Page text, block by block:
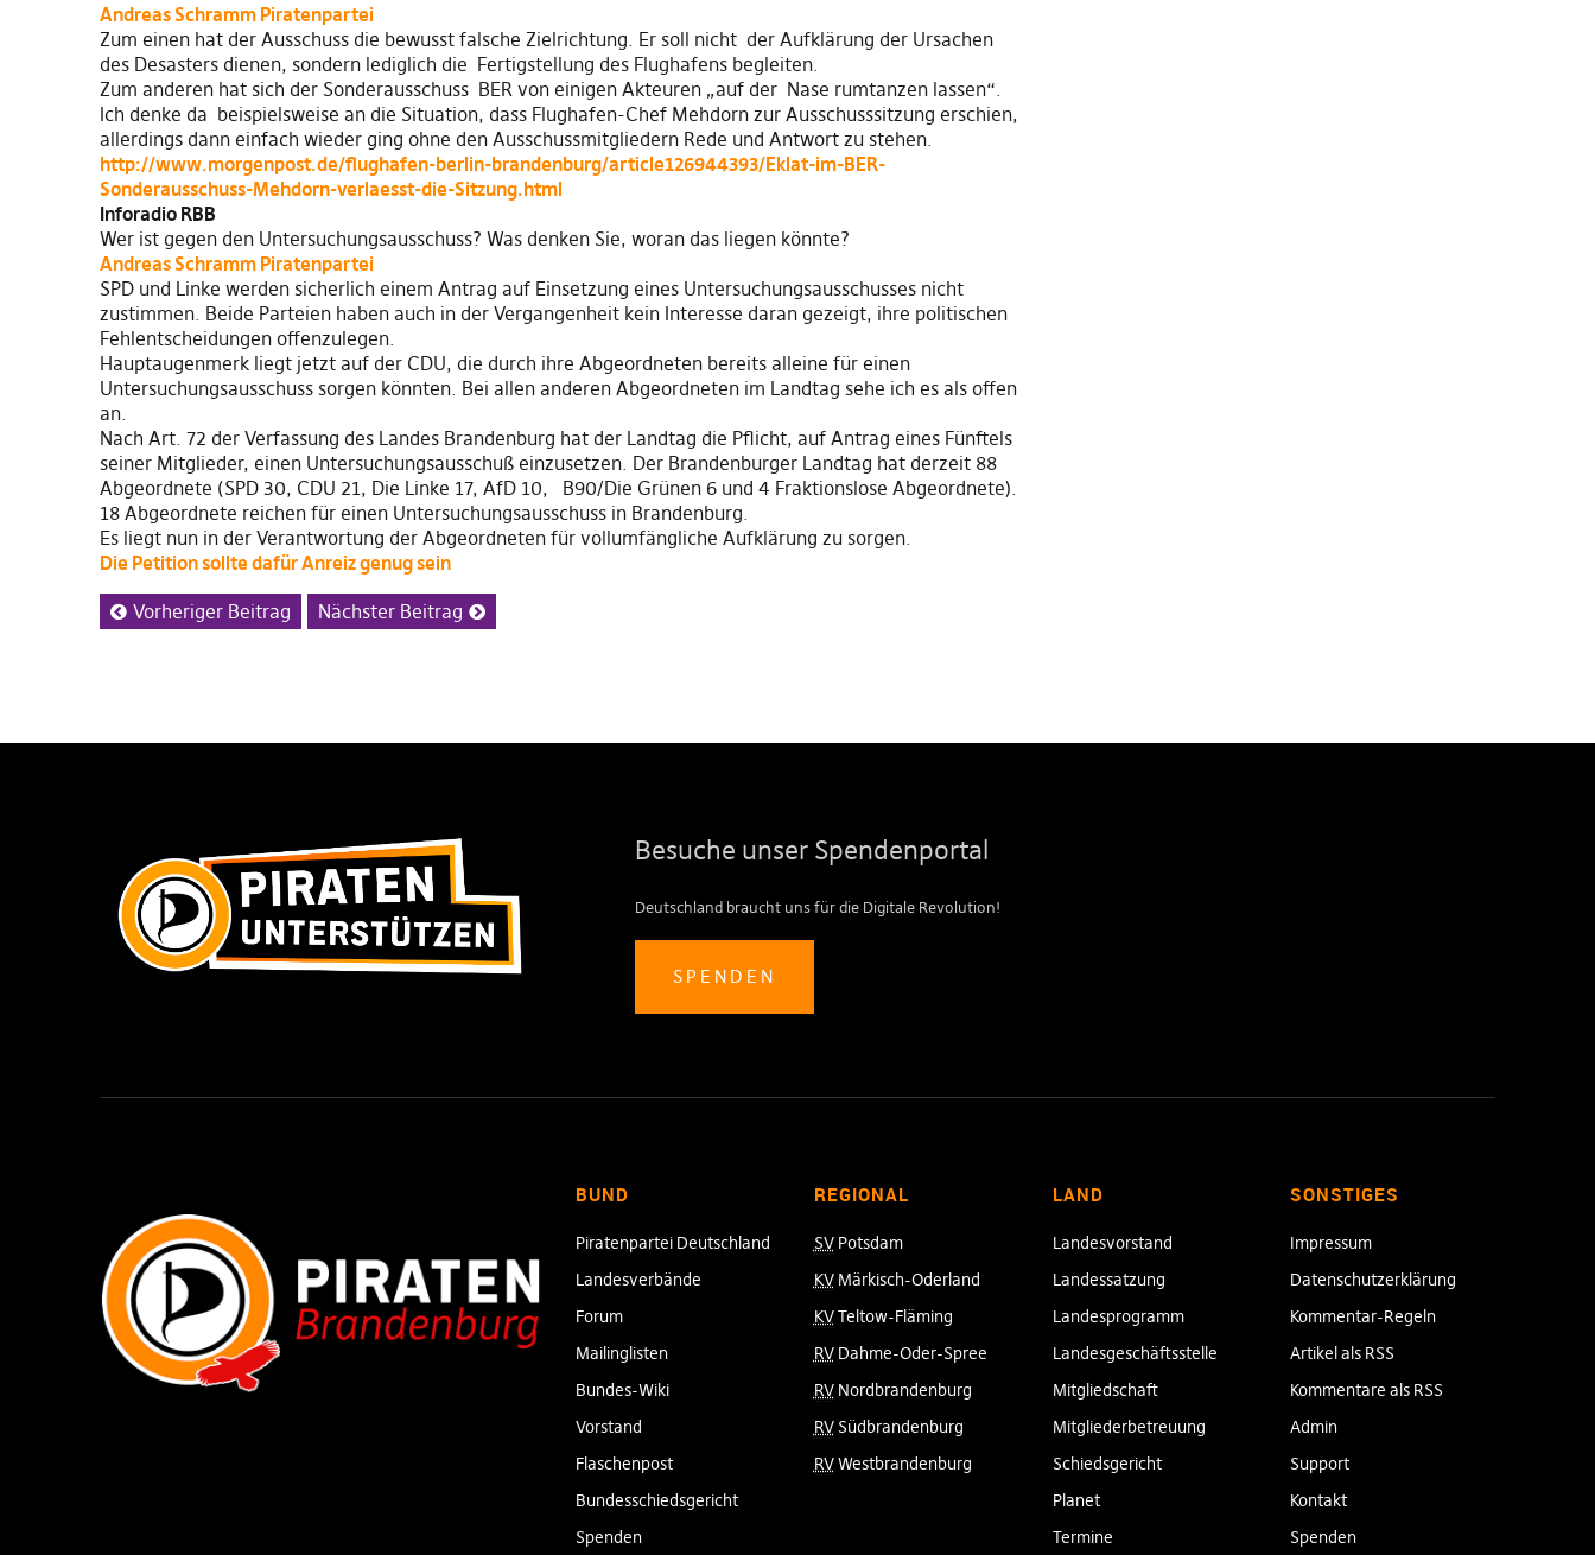
Andreas Schramm Piratenpartei
Zum einen hat der Ausschuss die bewusst falsche Zielrichtung. Er soll nicht der Aufklärung der Ursachen
des Desasters dienen, sondern lediglich die Fertigstellung des Flughafens begleiten.
Zum anderen hat sich der Sonderausschuss BER von einigen Akteuren „auf der Nase rumtanzen lassen“.
Ich denke da beispielsweise an die Situation, dass Flughafen-Chef Mehdorn zur Ausschusssitzung erschien,
allerdings dann einfach wieder ging ohne den Ausschussmitgliedern Rede und Antwort zu stehen.
http://www.morgenpost.de/flughafen-berlin-brandenburg/article126944393/Eklat-im-BER-
Sonderausschuss-Mehdorn-verlaesst-die-Sitzung.html
Inforadio RBB
Wer ist gegen den Untersuchungsausschuss? Was denken Sie, woran das liegen könnte?
Andreas Schramm Piratenpartei
SPD und Linke werden sicherlich einem Antrag auf Einsetzung eines Untersuchungsausschusses nicht
zustimmen. Beide Parteien haben auch in der Vergangenheit kein Interesse daran gezeigt, ihre politischen
Fehlentscheidungen offenzulegen.
Hauptaugenmerk liegt jetzt auf der CDU, die durch ihre Abgeordneten bereits alleine für einen
Untersuchungsausschuss sorgen könnten. Bei allen anderen Abgeordneten im Landtag sehe ich es als offen
an.
Nach Art. 72 der Verfassung des Landes Brandenburg hat der Landtag die Pflicht, auf Antrag eines Fünftels
seiner Mitglieder, einen Untersuchungsausschuß einzusetzen. Der Brandenburger Landtag hat derzeit 88
Abgeordnete (SPD 30, CDU 21, Die Linke 17, AfD 10, B90/Die Grünen 6 und 4 Fraktionslose Abgeordnete).
18 Abgeordnete reichen für einen Untersuchungsausschuss in Brandenburg.
Es liegt nun in der Verantwortung der Abgeordneten für vollumfängliche Aufklärung zu sorgen.
Die Petition sollte dafür Anreiz genug sein
Vorheriger Beitrag Nächster Beitrag
Besuche unser Spendenportal
Deutschland braucht uns für die Digitale Revolution!
SPENDEN
BUND
Piratenpartei Deutschland
Landesverbände
Forum
Mailinglisten
Bundes-Wiki
Vorstand
Flaschenpost
Bundesschiedsgericht
Spenden
REGIONAL
SVPotsdam
KVMärkisch-Oderland
KVTeltow-Fläming
RVDahme-Oder-Spree
RVNordbrandenburg
RVSüdbrandenburg
RVWestbrandenburg
LAND
Landesvorstand
Landessatzung
Landesprogramm
Landesgeschäftsstelle
Mitgliedschaft
Mitgliederbetreuung
Schiedsgericht
Planet
Termine
SONSTIGES
Impressum
Datenschutzerklärung
Kommentar-Regeln
Artikel als RSS
Kommentare als RSS
Admin
Support
Kontakt
Spenden